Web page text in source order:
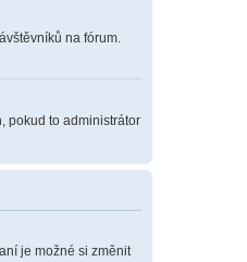
na fórum.
pokud to administrátor
je možné si změnit